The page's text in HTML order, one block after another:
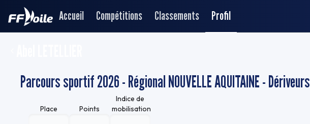
Accueil Compétitions Classements Profil
Parcours sportif 2026 - Régional NOUVELLE AQUITAINE - Dériveurs
Place Points
Indice de
mobilisation